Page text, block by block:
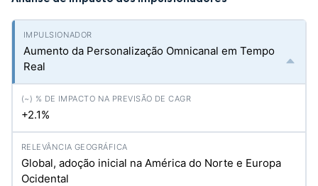
Aumento da Personalização Omnicanal em Tempo
Real
+2.1%
Global, adoção inicial na América do Norte e Europa
Ocidental